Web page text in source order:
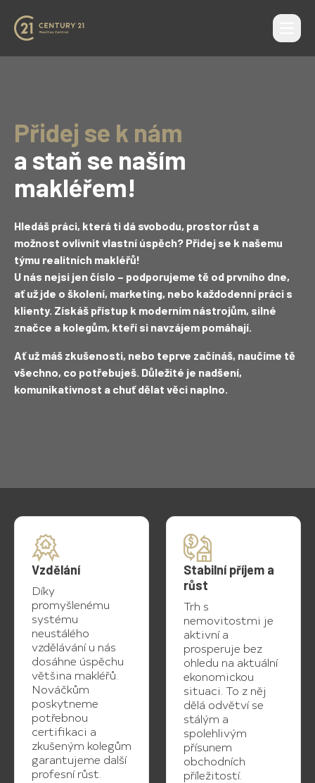
Přidej se k nám
a staň se naším
makléřem!
Hledáš práci, která ti dá svobodu, prostor růst a
možnost ovlivnit vlastní úspěch? Přidej se k našemu
týmu realitních makléřů!
U nás nejsi jen číslo – podporujeme tě od prvního dne,
ať už jde o školení, marketing, nebo každodenní práci s
klienty. Získáš přístup k moderním nástrojům, silné
značce a kolegům, kteří si navzájem pomáhají.
Ať už máš zkušenosti, nebo teprve začínáš, naučíme tě
všechno, co potřebuješ. Důležité je nadšení,
komunikativnost a chuť dělat věci naplno.
Vzdělání
Díky
promyšlenému
systému
neustálého
vzdělávání u nás
dosáhne úspěchu
většina makléřů.
Nováčkům
poskytneme
potřebnou
certifikaci a
zkušeným kolegům
garantujeme další
profesní růst.
Stabilní příjem a
růst
Trh s
nemovitostmi je
aktivní a
prosperuje bez
ohledu na aktuální
ekonomickou
situaci. To z něj
dělá odvětví se
stálým a
spolehlivým
přísunem
obchodních
příležitostí.